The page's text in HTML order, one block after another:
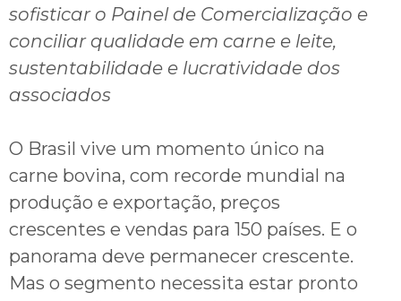
sofisticar o Painel de Comercialização e
conciliar qualidade em carne e leite,
sustentabilidade e lucratividade dos
associados
O Brasil vive um momento único na
carne bovina, com recorde mundial na
produção e exportação, preços
crescentes e vendas para 150 países. E o
panorama deve permanecer crescente.
Mas o segmento necessita estar pronto